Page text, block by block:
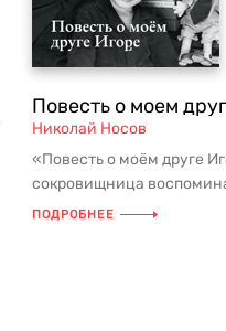
Повесть о моем
Николай Носов
«Повесть о моём друге
сокровищница
Николаевича Носова,
ПОДРОБНЕЕ